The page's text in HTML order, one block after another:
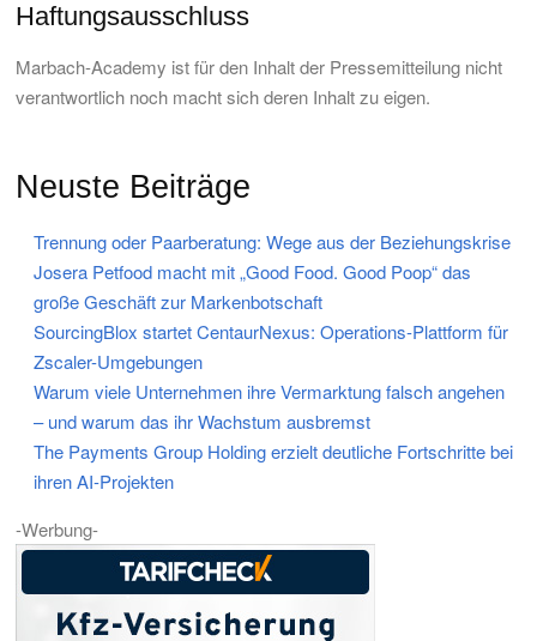
Haftungsausschluss
Marbach-Academy ist für den Inhalt der Pressemitteilung nicht
verantwortlich noch macht sich deren Inhalt zu eigen.
Neuste Beiträge
Trennung oder Paarberatung: Wege aus der Beziehungskrise
Josera Petfood macht mit „Good Food. Good Poop“ das
große Geschäft zur Markenbotschaft
SourcingBlox startet CentaurNexus: Operations-Plattform für
Zscaler-Umgebungen
Warum viele Unternehmen ihre Vermarktung falsch angehen
– und warum das ihr Wachstum ausbremst
The Payments Group Holding erzielt deutliche Fortschritte bei
ihren AI-Projekten
-Werbung-